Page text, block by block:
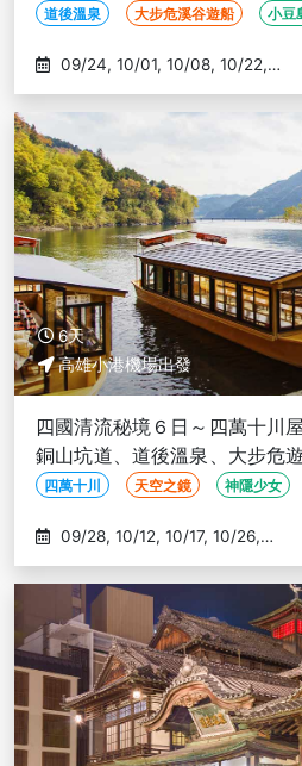
羅宮－高雄出發
道後溫泉 大步危溪谷遊船 小豆
11/05
6天
高雄小港機場出發
四國清流秘境６日～四萬十川
銅山坑道、道後溫泉、大步危
比羅宮－高雄出發
四萬十川 天空之鏡 神隱少女
11/09